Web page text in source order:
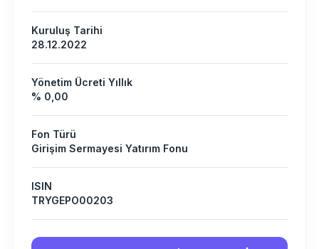
Kuruluş Tarihi
28.12.2022
Yönetim Ücreti Yıllık
% 0,00
Fon Türü
Girişim Sermayesi Yatırım Fonu
ISIN
TRYGEPO00203